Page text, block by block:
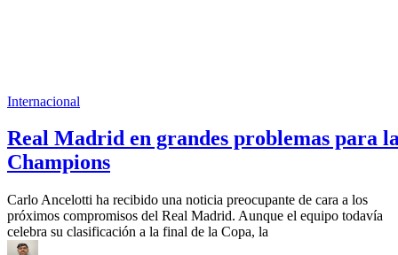
Internacional
Real Madrid en grandes problemas para
Champions
Carlo Ancelotti ha recibido una noticia preocupante de cara a los
próximos compromisos del Real Madrid. Aunque el equipo todavía
celebra su clasificación a la final de la Copa, la